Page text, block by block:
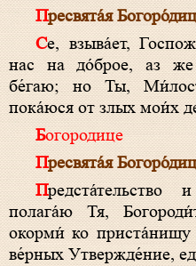
Пре­свя­та́я
Се, взыва́ет, Гос­по­же́, Сын Твой, и поуча́ет
нас на до́брое, аз же
бе́гаю; но Ты,
пока́юся от злых мои́х
Богородице
Пре­свя­та́я
Предста́тельство и покро́в жи́зни моея́
полага́ю Тя,
окорми́ ко приста́нищу
ве́рных Утвержде́ние,